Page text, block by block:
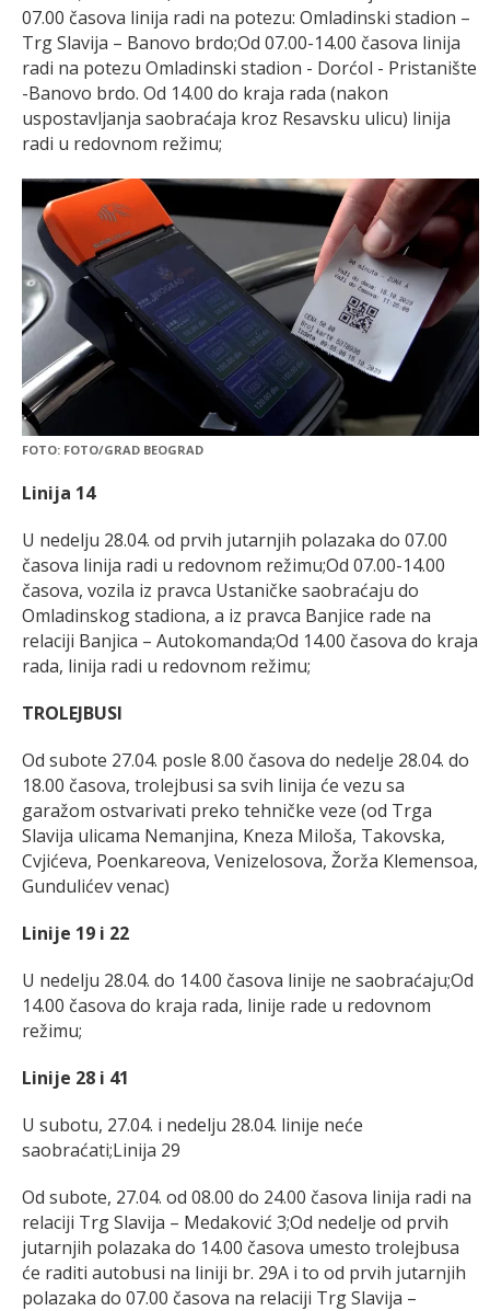
07.00 časova linija radi na potezu: Omladinski stadion –
Trg Slavija – Banovo brdo;Od 07.00-14.00 časova linija
radi na potezu Omladinski stadion - Dorćol - Pristanište
-Banovo brdo. Od 14.00 do kraja rada (nakon
uspostavljanja saobraćaja kroz Resavsku ulicu) linija
radi u redovnom režimu;
FOTO: FOTO/GRAD BEOGRAD
Linija 14
U nedelju 28.04. od prvih jutarnjih polazaka do 07.00
časova linija radi u redovnom režimu;Od 07.00-14.00
časova, vozila iz pravca Ustaničke saobraćaju do
Omladinskog stadiona, a iz pravca Banjice rade na
relaciji Banjica – Autokomanda;Od 14.00 časova do kraja
rada, linija radi u redovnom režimu;
TROLEJBUSI
Od subote 27.04. posle 8.00 časova do nedelje 28.04. do
18.00 časova, trolejbusi sa svih linija će vezu sa
garažom ostvarivati preko tehničke veze (od Trga
Slavija ulicama Nemanjina, Kneza Miloša, Takovska,
Cvjićeva, Poenkareova, Venizelosova, Žorža Klemensoa,
Gundulićev venac)
Linije 19 i 22
U nedelju 28.04. do 14.00 časova linije ne saobraćaju;Od
14.00 časova do kraja rada, linije rade u redovnom
režimu;
Linije 28 i 41
U subotu, 27.04. i nedelju 28.04. linije neće
saobraćati;Linija 29
Od subote, 27.04. od 08.00 do 24.00 časova linija radi na
relaciji Trg Slavija – Medaković 3;Od nedelje od prvih
jutarnjih polazaka do 14.00 časova umesto trolejbusa
će raditi autobusi na liniji br. 29A i to od prvih jutarnjih
polazaka do 07.00 časova na relaciji Trg Slavija –